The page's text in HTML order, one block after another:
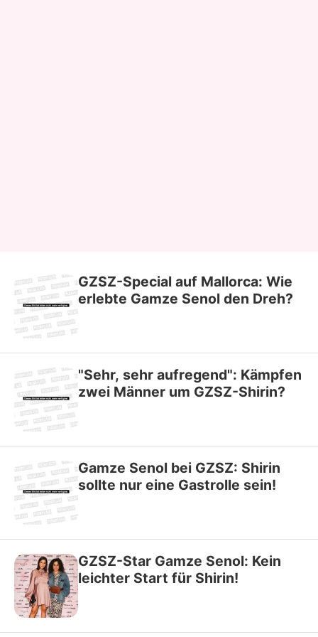
GZSZ-Special auf Mallorca: Wie
erlebte Gamze Senol den Dreh?
"Sehr, sehr aufregend": Kämpfen
zwei Männer um GZSZ-Shirin?
Gamze Senol bei GZSZ: Shirin
sollte nur eine Gastrolle sein!
GZSZ-Star Gamze Senol: Kein
leichter Start für Shirin!